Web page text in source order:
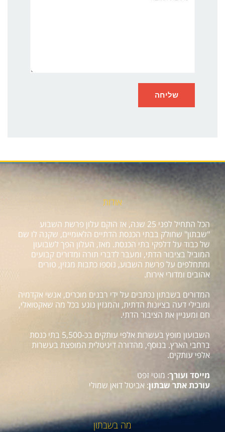
אודות
הכל התחיל לפני 25 שנה, אז הוקם עלון פרשת השבוע
"שבתון" שחולק בבתי הכנסת הדתיים הלאומיים, שקנה לו שם
של כבוד על דלפקי בתי הכנסת. מאז, העלון הפך לשבועון
המוביל בציבור הדתי, ומעבר לדברי תורה ומדורים קבועים
ומתחלפים על פרשת השבוע, נוספו כתבות מגזין, טורים
אהובים ומדורי אירוח.
המדורים בשבתון נכתבים על ידי רבנים מוכרים, אנשי אקדמיה
ומובילי דעה בציונות הדתית, והמגזין נוגע בכל מה שאקטואלי,
חם ומעניין את הציבור הדתי.
השבועון מופץ בעשרות אלפי עותקים בכ-5,500 בתי כנסת
ברחבי הארץ. בנוסף, מהדורה דיגיטלית המופצת בעשרות
אלפי עותקים.
מייסד ועורך: מוטי זפט
עורכת אתר שבתון: אביטל דואן שמולי
מה בשבתון